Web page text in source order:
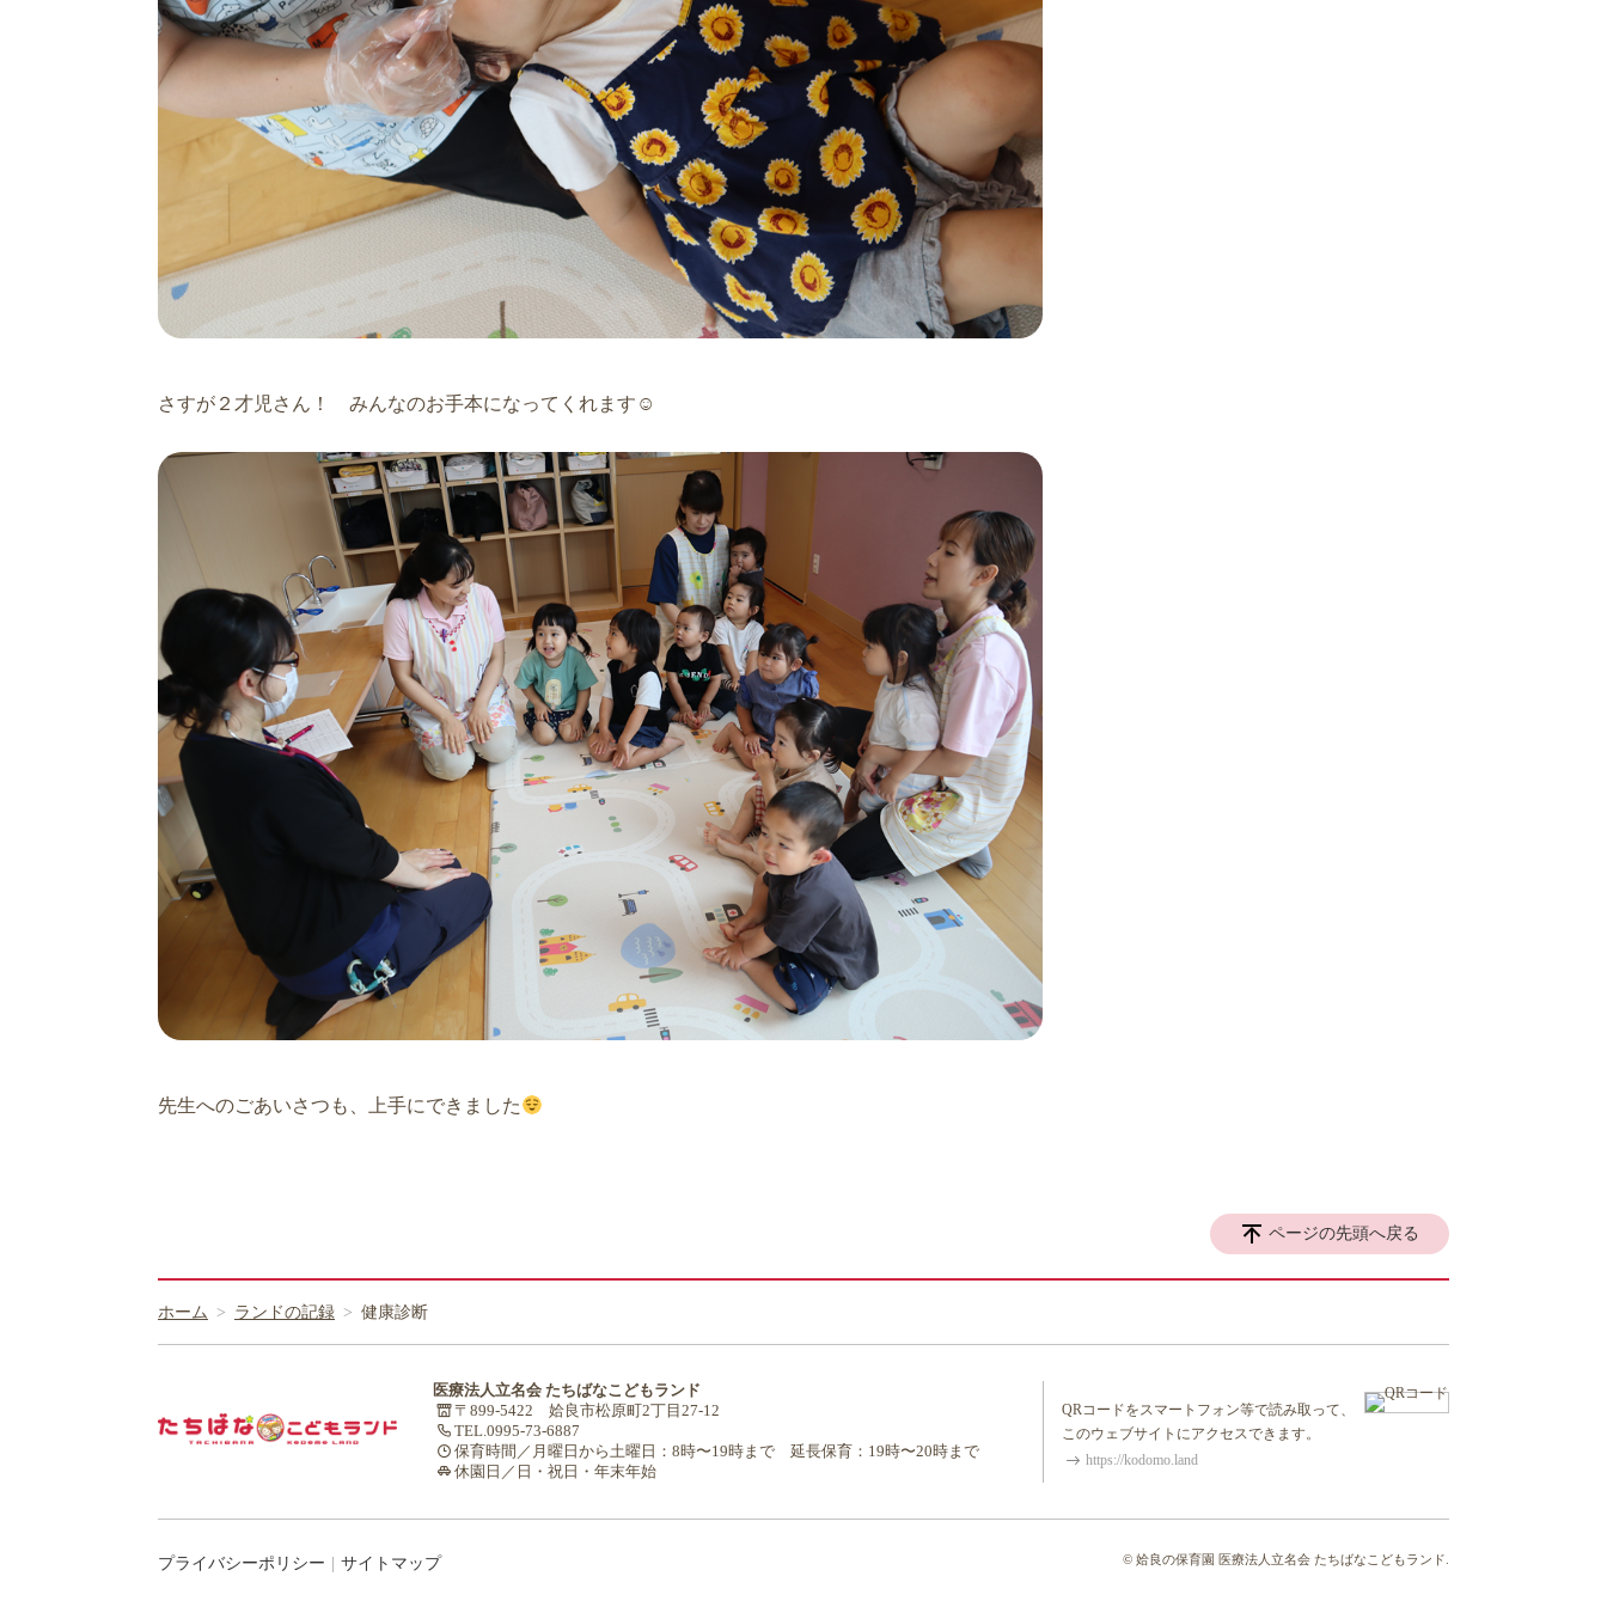
さすが２才児さん！ みんなのお手本になってくれます☺
先生へのごあいさつも、上手にできました
ページの先頭へ戻る
ホーム ランドの記録 健康診断
医療法人立名会 たちばなこどもランド
〒899-5422 姶良市松原町2丁目27-12
TEL.0995-73-6887
保育時間／月曜日から土曜日：8時〜19時まで 延長保育：19時〜20時まで
休園日／日・祝日・年末年始
QRコードをスマートフォン等で読み取って、
このウェブサイトにアクセスできます。
https://kodomo.land
プライバシーポリシー サイトマップ © 姶良の保育園 医療法人立名会 たちばなこどもランド.